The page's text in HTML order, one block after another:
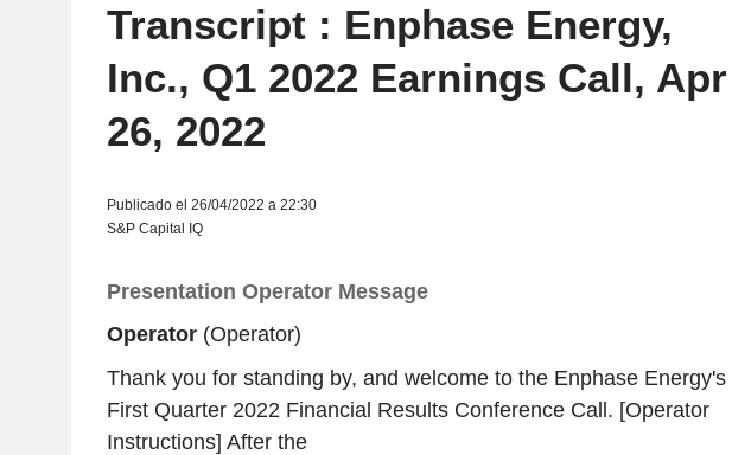
Transcript : Enphase Energy,
Inc., Q1 2022 Earnings Call, Apr
26, 2022
Publicado el 26/04/2022 a 22:30
S&P Capital IQ
Presentation Operator Message
Operator(Operator)
Thank you for standing by, and welcome to the Enphase Energy's
First Quarter 2022 Financial Results Conference Call. [Operator
Instructions] After the